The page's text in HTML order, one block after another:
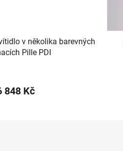
v několika barevných
Pille PDI
848 Kč